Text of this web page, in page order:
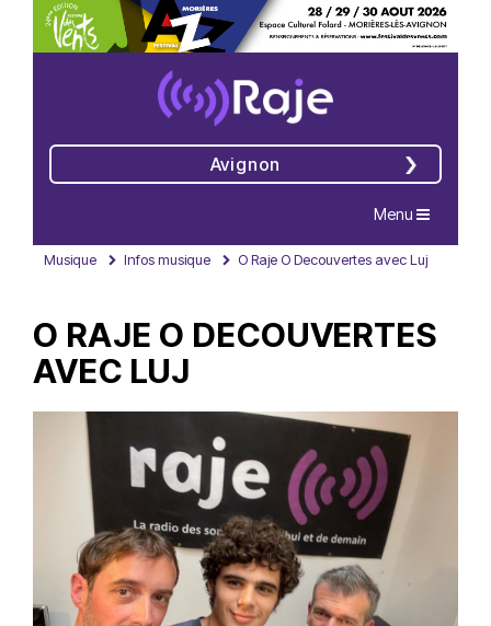
Avignon
Navigation
Menu
Musique Infos musique O Raje O Decouvertes avec Luj
O RAJE O DECOUVERTES
AVEC LUJ